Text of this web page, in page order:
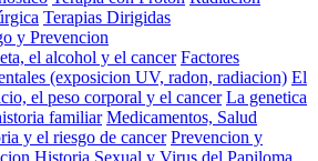
Terapias Dirigidas
y Prevencion
el alcohol y el cancer Factores
(exposicion UV, radon, radiacion) El
el peso corporal y el cancer La genetica
familiar Medicamentos, Salud
y el riesgo de cancer Prevencion y
Historia Sexual y Virus del Papiloma